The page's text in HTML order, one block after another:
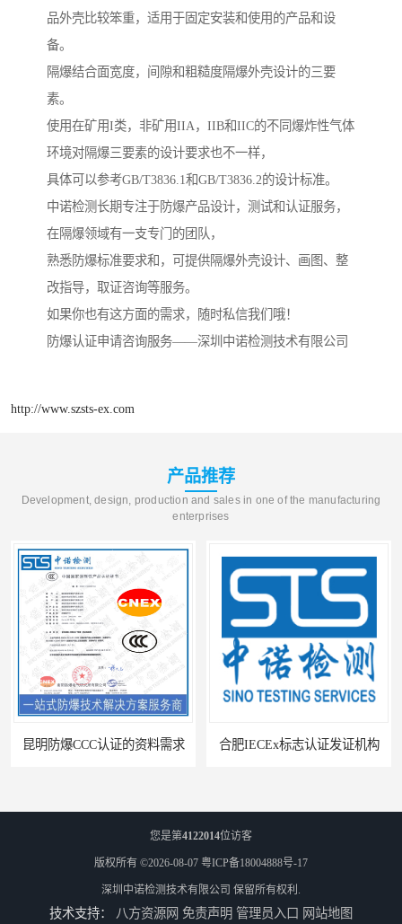
品外壳比较笨重，适用于固定安装和使用的产品和设
备。
隔爆结合面宽度，间隙和粗糙度隔爆外壳设计的三要
素。
使用在矿用I类，非矿用IIA，IIB和IIC的不同爆炸性气体
环境对隔爆三要素的设计要求也不一样，
具体可以参考GB/T3836.1和GB/T3836.2的设计标准。
中诺检测长期专注于防爆产品设计，测试和认证服务，
在隔爆领域有一支专门的团队，
熟悉防爆标准要求和，可提供隔爆外壳设计、画图、整
改指导，取证咨询等服务。
如果你也有这方面的需求，随时私信我们哦！
防爆认证申请咨询服务——深圳中诺检测技术有限公司
http://www.szsts-ex.com
产品推荐
Development, design, production and sales in one of the manufacturing
enterprises
昆明防爆CCC认证的资料需求 合肥IECEx标志认证发证机构
您是第4122014位访客
版权所有 ©2026-08-07 粤ICP备18004888号-17
深圳中诺检测技术有限公司 保留所有权利.
技术支持： 八方资源网 免责声明 管理员入口 网站地图